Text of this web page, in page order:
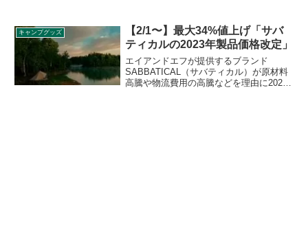
りが鍋の中に収まり、パッキングがすっ
きりします。詳細をレビューします。
キャンプグッズ
【2/1〜】最大34%値上げ「サバ
ティカルの2023年製品価格改定」
エイアンドエフが提供するブランド
SABBATICAL（サバティカル）が原材料
高騰や物流費用の高騰などを理由に2023